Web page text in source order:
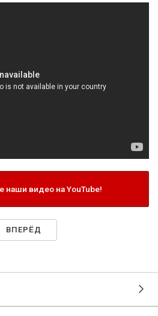
наши видео на YouTube!
ВПЕРЁД